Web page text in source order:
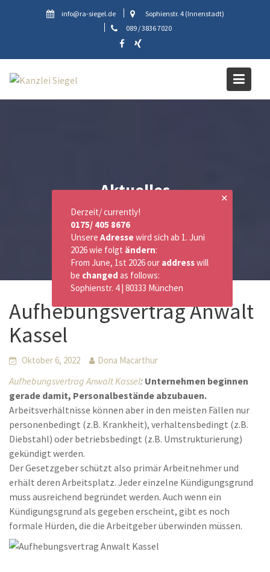
info@ra-siegel.de
Sophienstr. 4 (Innenstadt)
089 / 3836 7020
Aktuelles
Aufhebungsvertrag Anwalt
Kassel
Oktober 6, 2022 Dona Macarthur
Aufhebungsvertrag Anwalt Kassel: Unternehmen beginnen
gerade damit, Personalbestände abzubauen.
Arbeitsverhältnisse können aber in den meisten Fällen nur
personenbedingt (z.B. Krankheit), verhaltensbedingt (z.B.
Diebstahl) oder betriebsbedingt (z.B. Umstrukturierung)
gekündigt werden.
Der Gesetzgeber schützt also primär Arbeitnehmer und
erhält deren Arbeitsplatz. Jeder einzelne Kündigungsgrund
muss ausreichend begründet werden. Auch wenn ein
Kündigungsgrund als gegeben erscheint, gibt es noch
formale Hürden, die die Arbeitgeber überwinden müssen.
✕
Derzeit/ currently!
0175/ 405 8676
Unsere Adressewird sich ab 1. Juni
2026 wie folgt ändern:
From June, 1st 2026 our addresswill
be changed as follows:
Sophienstr. 4 | 80333 München